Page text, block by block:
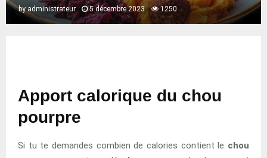
byadministrateur 5 décembre 2023 1250
Apport calorique du chou
pourpre
Si tu te demandes combien de calories contient le chou